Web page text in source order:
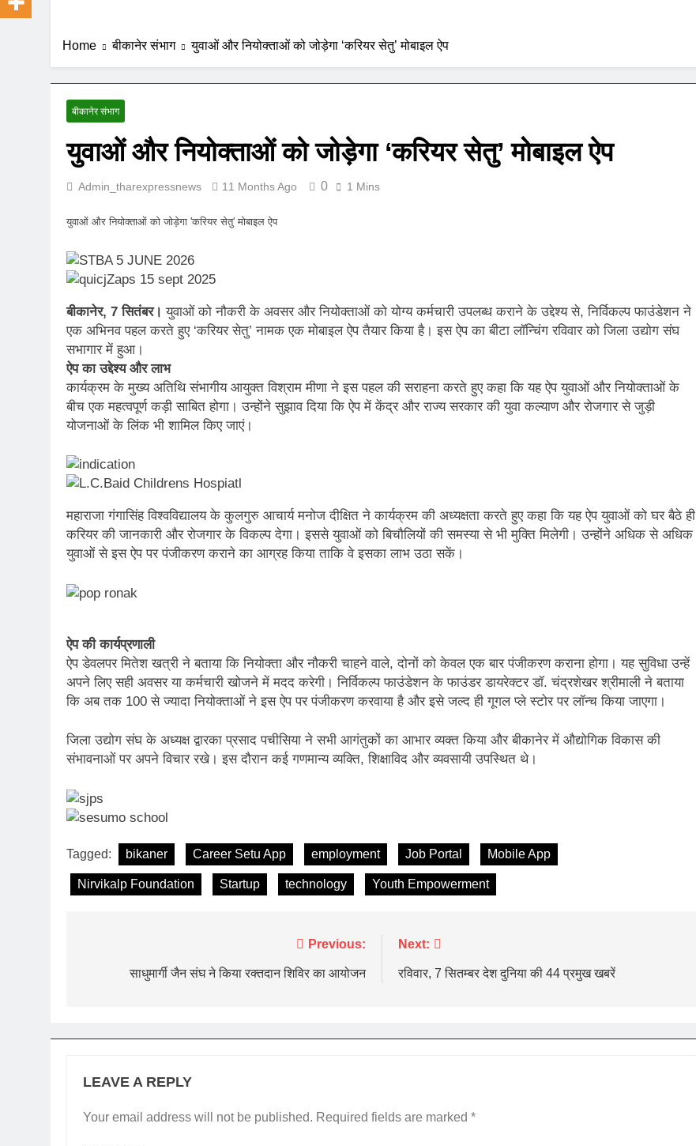
Home बीकानेर संभाग युवाओं और नियोक्ताओं को जोड़ेगा ‘करियर सेतु’ मोबाइल ऐप
बीकानेर संभाग
युवाओं और नियोक्ताओं को जोड़ेगा ‘करियर सेतु’ मोबाइल ऐप
Admin_tharexpressnews 11 Months Ago 0 1 Mins
युवाओं और नियोक्ताओं को जोड़ेगा 'करियर सेतु' मोबाइल ऐप
बीकानेर, 7 सितंबर। युवाओं को नौकरी के अवसर और नियोक्ताओं को योग्य कर्मचारी उपलब्ध कराने के उद्देश्य से, निर्विकल्प फाउंडेशन ने
एक अभिनव पहल करते हुए ‘करियर सेतु’ नामक एक मोबाइल ऐप तैयार किया है। इस ऐप का बीटा लॉन्चिंग रविवार को जिला उद्योग संघ
सभागार में हुआ।
ऐप का उद्देश्य और लाभ
कार्यक्रम के मुख्य अतिथि संभागीय आयुक्त विश्राम मीणा ने इस पहल की सराहना करते हुए कहा कि यह ऐप युवाओं और नियोक्ताओं के
बीच एक महत्वपूर्ण कड़ी साबित होगा। उन्होंने सुझाव दिया कि ऐप में केंद्र और राज्य सरकार की युवा कल्याण और रोजगार से जुड़ी
योजनाओं के लिंक भी शामिल किए जाएं।
महाराजा गंगासिंह विश्वविद्यालय के कुलगुरु आचार्य मनोज दीक्षित ने कार्यक्रम की अध्यक्षता करते हुए कहा कि यह ऐप युवाओं को घर बैठे ही
करियर की जानकारी और रोजगार के विकल्प देगा। इससे युवाओं को बिचौलियों की समस्या से भी मुक्ति मिलेगी। उन्होंने अधिक से अधिक
युवाओं से इस ऐप पर पंजीकरण कराने का आग्रह किया ताकि वे इसका लाभ उठा सकें।
ऐप की कार्यप्रणाली
ऐप डेवलपर मितेश खत्री ने बताया कि नियोक्ता और नौकरी चाहने वाले, दोनों को केवल एक बार पंजीकरण कराना होगा। यह सुविधा उन्हें
अपने लिए सही अवसर या कर्मचारी खोजने में मदद करेगी। निर्विकल्प फाउंडेशन के फाउंडर डायरेक्टर डॉ. चंद्रशेखर श्रीमाली ने बताया
कि अब तक 100 से ज्यादा नियोक्ताओं ने इस ऐप पर पंजीकरण करवाया है और इसे जल्द ही गूगल प्ले स्टोर पर लॉन्च किया जाएगा।
जिला उद्योग संघ के अध्यक्ष द्वारका प्रसाद पचीसिया ने सभी आगंतुकों का आभार व्यक्त किया और बीकानेर में औद्योगिक विकास की
संभावनाओं पर अपने विचार रखे। इस दौरान कई गणमान्य व्यक्ति, शिक्षाविद और व्यवसायी उपस्थित थे।
Tagged: bikaner Career Setu App employment Job Portal Mobile App
Nirvikalp Foundation Startup technology Youth Empowerment
navigation
Previous:
साधुमार्गी जैन संघ ने किया रक्तदान शिविर का आयोजन
Next:
रविवार, 7 सितम्बर देश दुनिया की 44 प्रमुख खबरें
LEAVE A REPLY
Your email address will not be published. Required fields are marked *